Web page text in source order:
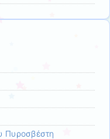
Πυροσβέστη